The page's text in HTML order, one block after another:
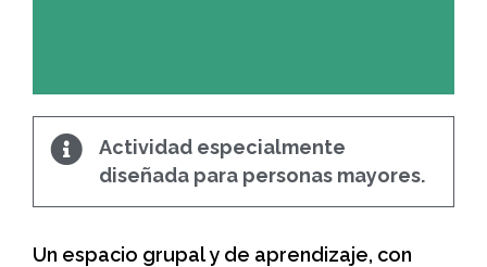
Actividad especialmente
diseñada para personas mayores.
Un espacio grupal y de aprendizaje, con